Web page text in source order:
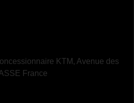
KTM, Avenue des
France